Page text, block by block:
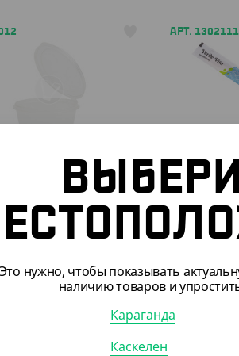
₸
с совмещенной
прозрачная, 80 мл
АРТ. 1302111
1 160₸
(11.60 /
Палочки
упаковке,
УП (100)
Это нужно, чтобы показывать
наличию товаров и
Караганда
Каскелен